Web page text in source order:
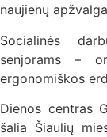
naujienų
Socialinės
senjorams –
ergonomiškos
Dienos centras
šalia Šiaulių